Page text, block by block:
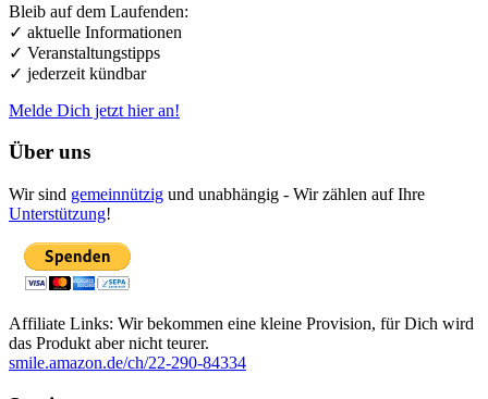
Bleib auf dem Laufenden:
✓ aktuelle Informationen
✓ Veranstaltungstipps
✓ jederzeit kündbar
Melde Dich jetzt hier an!
Über uns
Wir sind gemeinnützig und unabhängig - Wir zählen auf Ihre
Unterstützung!
Affiliate Links: Wir bekommen eine kleine Provision, für Dich wird
das Produkt aber nicht teurer.
smile.amazon.de/ch/22-290-84334